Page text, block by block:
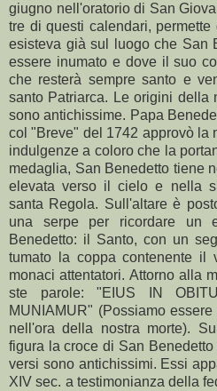
giugno nell'oratorio di San
tre di questi calendari,
esisteva già sul luogo che San
essere inumato e dove il suo
che resterà sempre santo e
santo Patriarca. Le origini della
sono antichissime. Papa
col "Breve" del 1742 approvò la
indulgenze a coloro che la
medaglia, San Benedetto tiene
elevata verso il cielo e nella
santa Regola. Sull'altare è
una serpe per ricorda­re un
Benedetto: il Santo, con un
tumato la coppa contenente il
monaci attentatori. Attorno alla
ste parole: "EIUS IN
MUNIAMUR" (Possiamo
nell'ora della nostra morte).
figura la croce di San
versi sono antichissimi. Essi
XIV sec. a testimo­nianza della